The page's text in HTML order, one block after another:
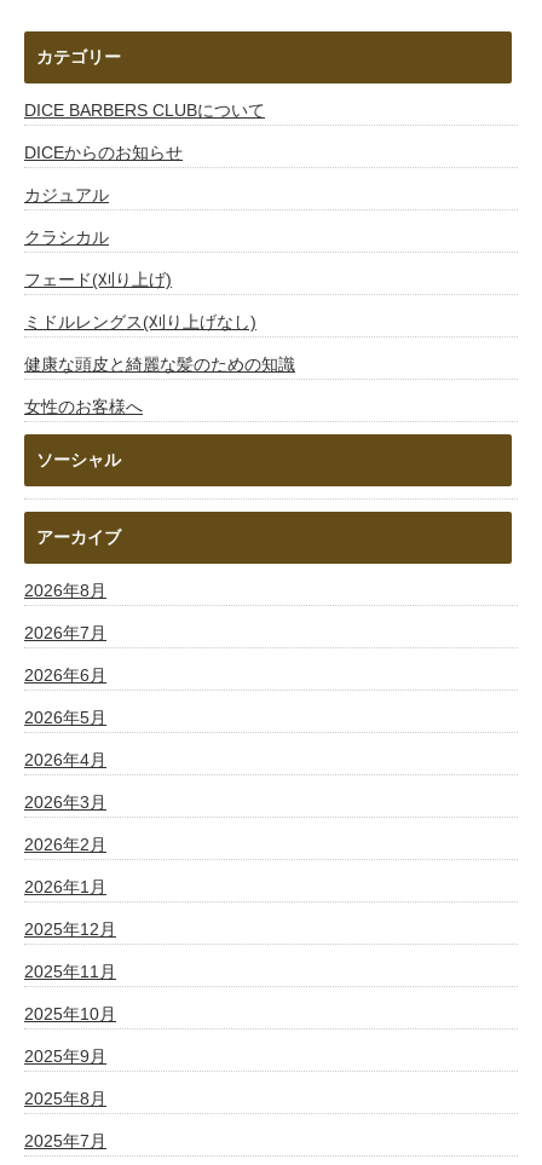
カテゴリー
DICE BARBERS CLUBについて
DICEからのお知らせ
カジュアル
クラシカル
フェード(刈り上げ)
ミドルレングス(刈り上げなし)
健康な頭皮と綺麗な髪のための知識
女性のお客様へ
ソーシャル
アーカイブ
2026年8月
2026年7月
2026年6月
2026年5月
2026年4月
2026年3月
2026年2月
2026年1月
2025年12月
2025年11月
2025年10月
2025年9月
2025年8月
2025年7月